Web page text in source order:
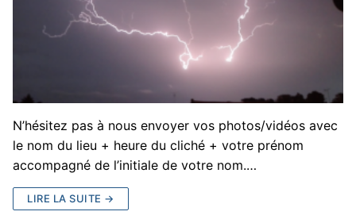
N’hésitez pas à nous envoyer vos photos/vidéos avec
le nom du lieu + heure du cliché + votre prénom
accompagné de l’initiale de votre nom.…
LIRE LA SUITE →